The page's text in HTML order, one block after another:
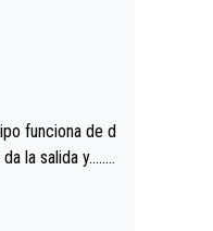
funciona de d
la salida y…..v
momentos t